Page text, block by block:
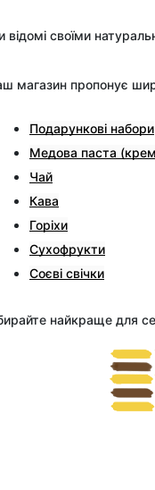
відомі своїми
магазин пропонує
Подарункові набори
Медова паста
Чай
Кава
Горіхи
Сухофрукти
Соєві свічки
найкраще для